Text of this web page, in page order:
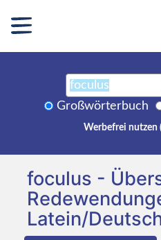
Großwörterbuch
Werbefrei nutzen
foculus -
Latein/